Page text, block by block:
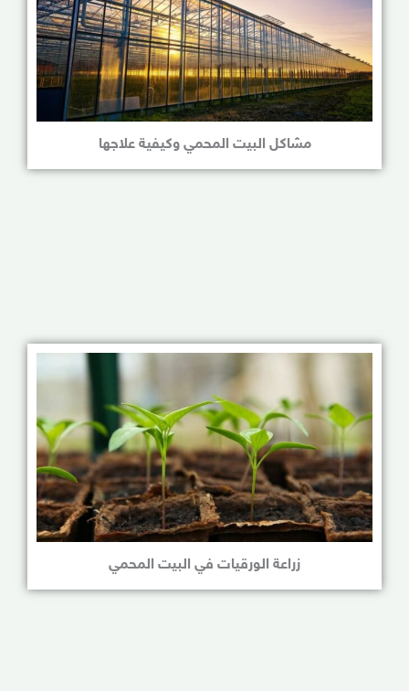
مشاكل البيت المحمي وكيفية علاجها
زراعة الورقيات في البيت المحمي